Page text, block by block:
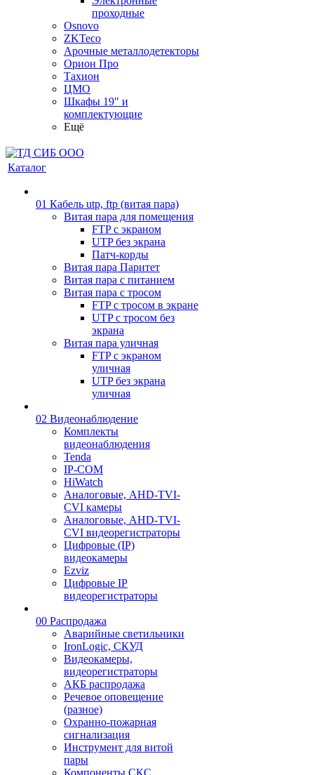
проходные
Osnovo
ZKTeco
Арочные металлодетекторы
Орион Про
Тахион
ЦМО
Шкафы 19" и
комплектующие
Ещё
Каталог
01 Кабель utp, ftp (витая пара)
Витая пара для помещения
FTP с экраном
UTP без экрана
Патч-корды
Витая пара Паритет
Витая пара с питанием
Витая пара с тросом
FTP с тросом в экране
UTP с тросом без
экрана
Витая пара уличная
FTP с экраном
уличная
UTP без экрана
уличная
02 Видеонаблюдение
Комплекты
видеонаблюдения
Tenda
IP-COM
HiWatch
Аналоговые, AHD-TVI-
CVI камеры
Аналоговые, AHD-TVI-
CVI видеорегистраторы
Цифровые (IP)
видеокамеры
Ezviz
Цифровые IP
видеорегистраторы
00 Распродажа
Аварийные светильники
IronLogic, СКУД
Видеокамеры,
видеорегистраторы
АКБ распродажа
Речевое оповещение
(разное)
Охранно-пожарная
сигнализация
Инструмент для витой
пары
Компоненты СКС